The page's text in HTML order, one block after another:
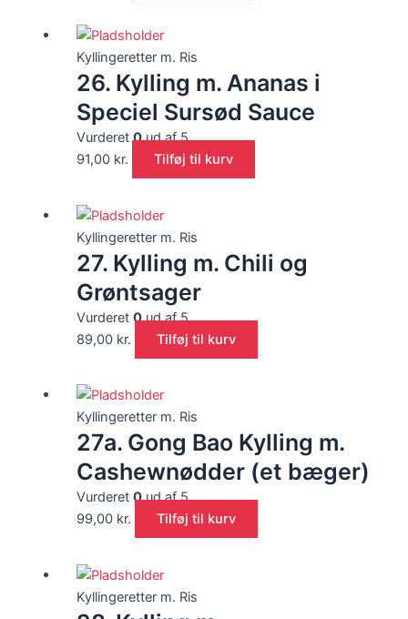
Kyllingeretter m. Ris
26. Kylling m. Ananas i
Speciel Sursød Sauce
Vurderet0ud af 5
91,00 kr. Tilføj til kurv
Kyllingeretter m. Ris
27. Kylling m. Chili og
Grøntsager
Vurderet 0ud af 5
89,00 kr. Tilføj til kurv
Kyllingeretter m. Ris
27a. Gong Bao Kylling m.
Cashewnødder (et bæger)
Vurderet 0ud af 5
99,00 kr. Tilføj til kurv
Kyllingeretter m. Ris